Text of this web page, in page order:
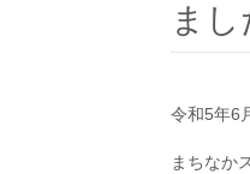
まし
令和5年6
まちなか